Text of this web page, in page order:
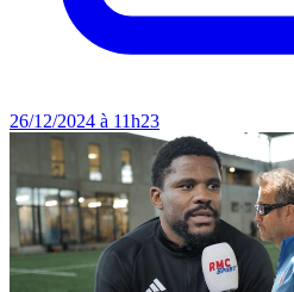
26/12/2024 à 11h23